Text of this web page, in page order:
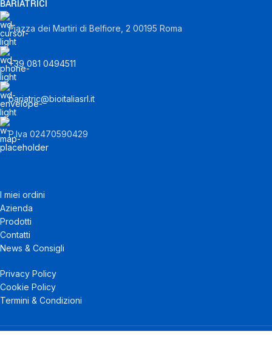
BARIATRICI
Piazza dei Martiri di Belfiore, 2 00195 Roma
+39 081 0494511
bariatric@bioitaliasrl.it
P.Iva 02470590429
I miei ordini
Azienda
Prodotti
Contatti
News & Consigli
Privacy Policy
Cookie Policy
Termini & Condizioni